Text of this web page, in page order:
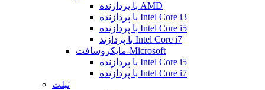
با پردازنده AMD
با پردازنده Intel Core i3
با پردازنده Intel Core i5
با پردازند Intel Core i7
مایکروسافت-Microsoft
با پردازنده Intel Core i5
با پردازنده Intel Core i7
تبلت